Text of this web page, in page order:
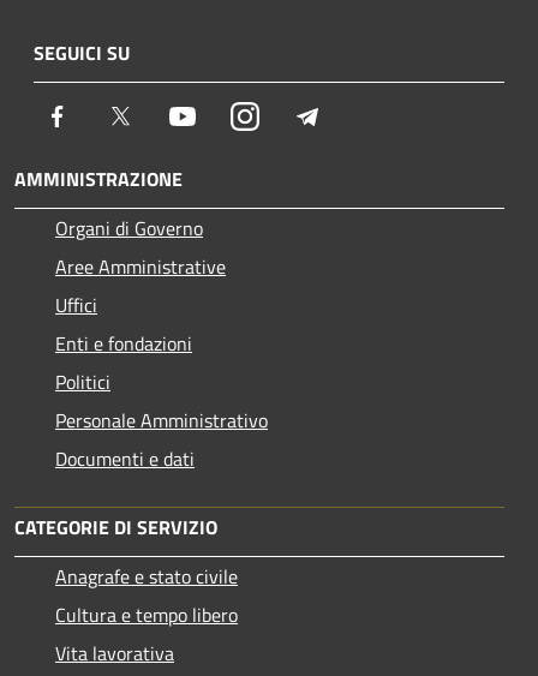
SEGUICI SU
Facebook Twitter YoutubeInstagram
AMMINISTRAZIONE
Organi di Governo
Aree Amministrative
Uffici
Enti e fondazioni
Politici
Personale Amministrativo
Documenti e dati
CATEGORIE DI SERVIZIO
Anagrafe e stato civile
Cultura e tempo libero
Vita lavorativa